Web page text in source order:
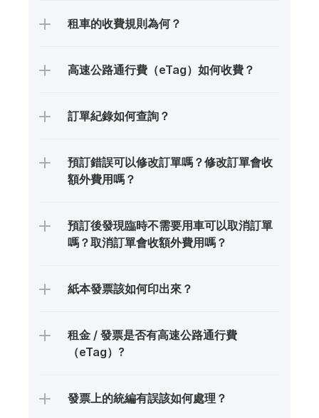
租車的收費規則為何？
高速公路通行費（eTag）如何收費？
訂單紀錄如何查詢？
預訂錯誤可以修改訂單嗎？修改訂單會收
額外費用嗎？
預訂後發現臨時不需要用車可以取消訂單
嗎？取消訂單會收額外費用嗎？
紙本發票該如何印出來？
租金 / 發票是否有高速公路通行費
（eTag）?
發票上的統編有誤該如何處理？